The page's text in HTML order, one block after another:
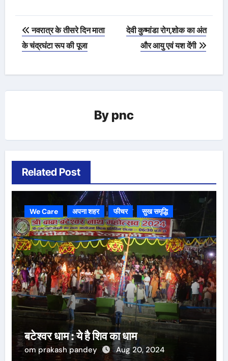
Post
navigation
नवरात्र के तीसरे दिन माता
के चंद्रघंटा रूप की पूजा
देवी कुष्मांडा रोग,शोक का अंत
और आयु एवं यश देंगी
By pnc
Related Post
We Care अपना शहर फीचर सुख समृद्धि
बटेश्वर धाम : ये है शिव का धाम
om prakash pandey Aug 20, 2024